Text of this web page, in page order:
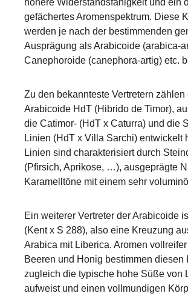
höhere Widerstandsfähigkeit und ein
gefächertes Aromenspektrum. Diese
werden je nach der bestimmenden
Ausprägung als Arabicoide (arabica-
Canephoroide (canephora-artig) etc.
Zu den bekannteste Vertretern zählen
Arabicoide HdT (Hibrido de Timor),
die Catimor- (HdT x Caturra) und die
Linien (HdT x Villa Sarchi) entwickelt
Linien sind charakterisiert durch
(Pfirsich, Aprikose, …), ausgeprägte
Karamelltöne mit einem sehr
Ein weiterer Vertreter der Arabicoide
(Kent x S 288), also eine Kreuzung
Arabica mit Liberica. Aromen
Beeren und Honig bestimmen diesen
zugleich die typische hohe Süße von
aufweist und einen vollmundigen